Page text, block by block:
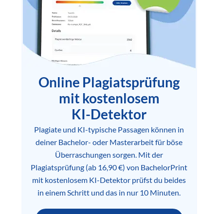
Online Plagiatsprüfung
mit kostenlosem
KI-Detektor
Plagiate und KI-typische Passagen können in
deiner Bachelor- oder Masterarbeit für böse
Überraschungen sorgen. Mit der
Plagiatsprüfung (ab 16,90 €) von BachelorPrint
mit kostenlosem KI-Detektor prüfst du beides
in einem Schritt und das in nur 10 Minuten.